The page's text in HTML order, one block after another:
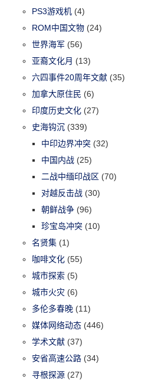
PS3游戏机 (4)
ROM中国文物 (24)
世界海军 (56)
亚裔文化月 (13)
六四事件20周年文献 (35)
加拿大原住民 (6)
印度历史文化 (27)
史海钩沉 (339)
中印边界冲突 (32)
中国内战 (25)
二战中缅印战区 (70)
对越反击战 (30)
朝鲜战争 (96)
珍宝岛冲突 (10)
名贤集 (1)
咖啡文化 (55)
城市探索 (5)
城市火灾 (6)
多伦多春晚 (11)
媒体网络动态 (446)
学术文献 (37)
安省高速公路 (34)
寻根探源 (27)